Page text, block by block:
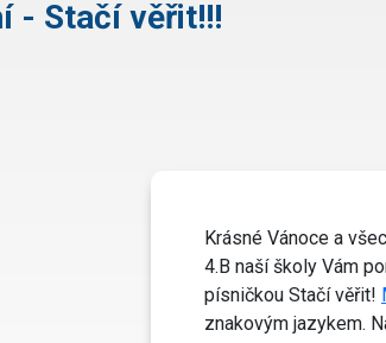
- Stačí věřit!!!
Krásné Vánoce a
4.B naší školy Vám
písničkou Stačí věřit!
znakovým jazykem.